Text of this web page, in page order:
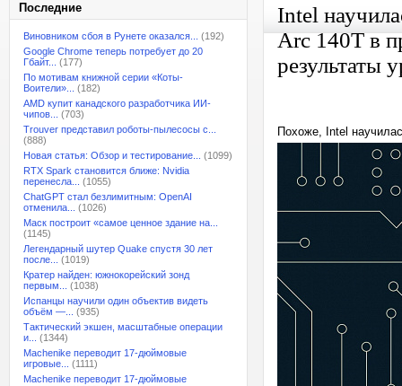
Последние
Виновником сбоя в Рунете оказался...
(192)
Google Chrome теперь потребует до 20
Гбайт...
(177)
По мотивам книжной серии «Коты-
Воители»...
(182)
AMD купит канадского разработчика ИИ-
чипов...
(703)
Trouver представил роботы-пылесосы с...
(888)
Новая статья: Обзор и тестирование...
(1099)
RTX Spark становится ближе: Nvidia
перенесла...
(1055)
ChatGPT стал безлимитным: OpenAI
отменила...
(1026)
Маск построит «самое ценное здание на...
(1145)
Легендарный шутер Quake спустя 30 лет
после...
(1019)
Кратер найден: южнокорейский зонд
первым...
(1038)
Испанцы научили один объектив видеть
объём —...
(935)
Тактический экшен, масштабные операции
и...
(1344)
Machenike переводит 17-дюймовые
игровые...
(1111)
Machenike переводит 17-дюймовые
Intel
Arc 140T в
результаты
Похоже, Intel